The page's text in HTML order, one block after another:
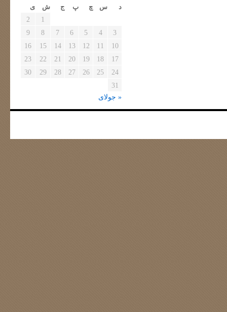
د س چ پ ج ش ی
1
2
3
4
5
6
7
8
9
10
11
12
13
14
15
16
17
18
19
20
21
22
23
24
25
26
27
28
29
30
31
« جولای